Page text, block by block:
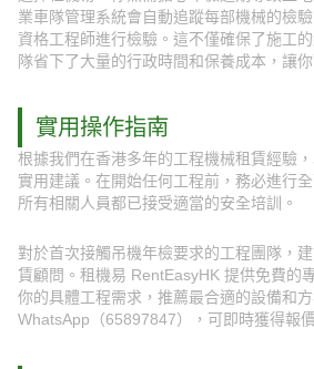
業車隊管理系統會自動追蹤每部機械的檢
資格工程師進行檢驗。這不僅確保了施工
隊省下了大量的行政時間和保養成本，讓
實用操作指南
根據我們在香港多年的工程機械租賃經驗
實用建議。在開始任何工程前，務必進行
所有相關人員都已接受適當的安全培訓。
對於首次接觸吊機年檢要求的工程團隊，
賃顧問。租機易 RentEasyHK 提供免費的
你的具體工程需求，推薦最合適的設備和
WhatsApp（65897847），可即時獲得報